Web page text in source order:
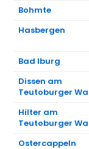
Bohmte
Hasbergen
Bad Iburg
Dissen am
Teutoburger
Hilter am
Teutoburger
Ostercappeln